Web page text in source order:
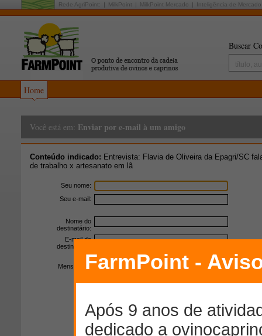
Rede AgriPoint: MilkPoint MilkPoint Mercado Inteligência de Mercado
Buscar
Home
Você está em: Enviar por e-mail à um amigo
Conteúdo indicado: Entrevista: Flavia de Oliveira da Epagri/SC
de trabalho x artesanato em lã
Seu nome:
Seu e-mail:
Nome do
destinatário:
E-mail do
destinatário:
Mensagem:
300caracteres restantes